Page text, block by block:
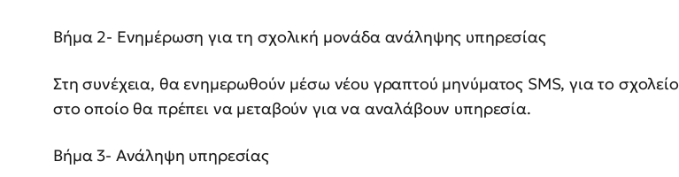
Βήμα 2- Ενημέρωση για τη σχολική μονάδα ανάληψης υπηρεσίας
Στη συνέχεια, θα ενημερωθούν μέσω νέου γραπτού μηνύματος SMS, για το σχολείο
στο οποίο θα πρέπει να μεταβούν για να αναλάβουν υπηρεσία.
Βήμα 3- Ανάληψη υπηρεσίας